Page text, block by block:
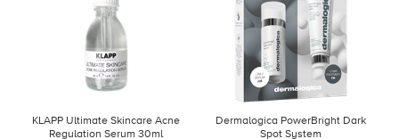
KLAPP Ultimate Skincare Acne
Regulation Serum 30ml
Dermalogica PowerBright Dark
Spot System